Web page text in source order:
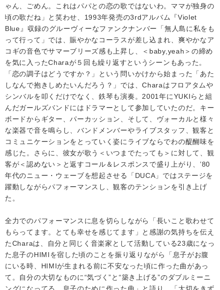
ゃん、ごめん。これはパパとの恋の歌ではないわ。ママが独身の
頃の歌だね」と笑わせ、1993年発売の3rdアルバム『Violet
Blue』収録のグルーヴィーなファンクナンバー「無人島に私をも
って行って」では、賑やかなコーラスが差し込まれ、爽やかなア
コギの音色でサマーブリーズ感も上昇し、＜baby,yeah＞の締め
を気に入ったCharaが５回も繰り返すというシーンもあった。
「恋の調子はどうですか？」という問いかけから始まった「あた
しなんで抱きしめたいんだろう？」では、Charaはフロアタムや
シンバルを叩くだけでなく、鉄琴も演奏。2001年にYUKIらと組
んだガールズバンドにはドラマーとして参加していたのだ。キー
ボードからギター、パーカッション、そして、ヴォーカルと様々
な楽器で音を鳴らし、バンドメンバーやライブスタッフ、観客と
コミュニケーションをとっていく姿にライブならでわの醍醐味を
感じた。さらに、彼女が歌う＜いつまでたっても＞に対して、観
客が＜認めない＞と返すコール＆レスポンスで盛り上がり、’80
年代のニュー・ウェーブを想起させる「DUCA」ではステージを
躍動しながらパフォーマンスし、観客のテンションを引き上げ
た。
全力でのパフォーマンスに息を切らしながら「長いこと歌わせて
もらってます。とても幸せを感じてます」と感謝の気持ちを伝え
たCharaは、自分と同じく音楽家として活動している23歳になっ
た息子のHIMIを宿した頃のことを振り返りながら「息子がお腹
にいる時、HIMIが生まれる前に不安なった頃に作った曲があっ
て。自分の大切なものに“気づく”と“築き上げる”のダブルミーニ
ングになってる、息子のために作った曲」と語り、「大切をきず